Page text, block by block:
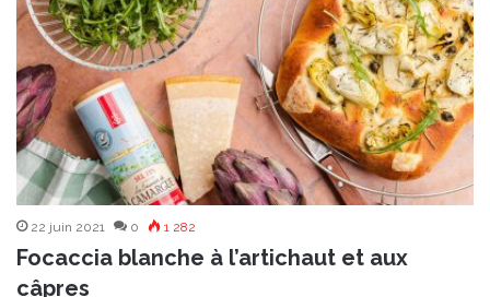
22 juin 2021 0 1 282
Focaccia blanche à l’artichaut et aux
câpres